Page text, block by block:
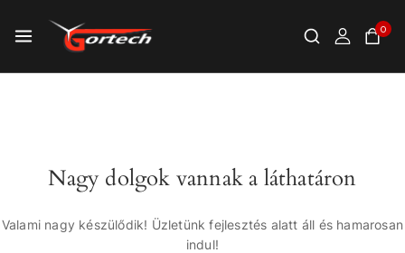
0
Nagy dolgok vannak a láthatáron
Valami nagy készülődik! Üzletünk fejlesztés alatt áll és hamarosan
indul!